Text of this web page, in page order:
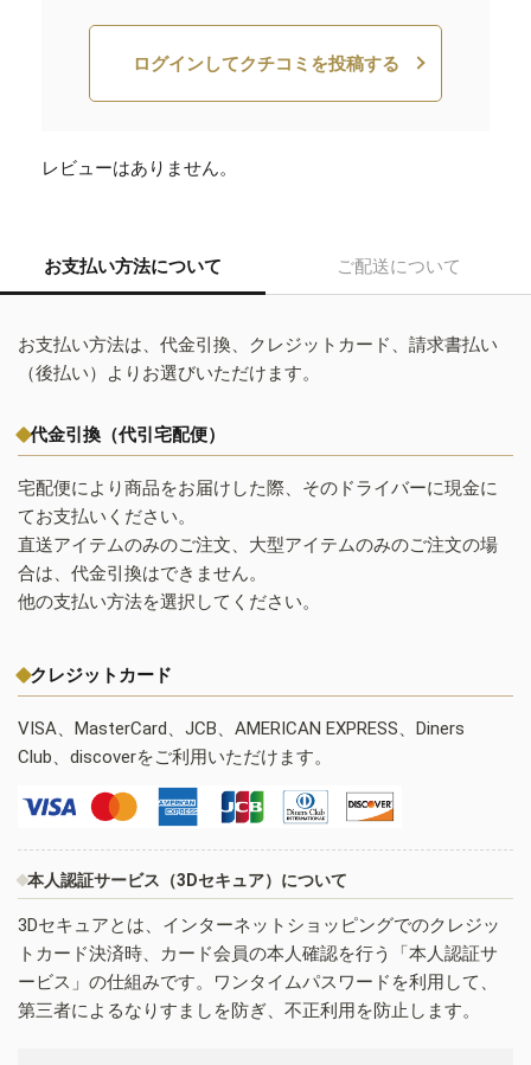
ログインしてクチコミを投稿する
レビューはありません。
お支払い方法について ご配送について
お支払い方法は、代金引換、クレジットカード、請求書払い
（後払い）よりお選びいただけます。
代金引換（代引宅配便）
宅配便により商品をお届けした際、そのドライバーに現金に
てお支払いください。
直送アイテムのみのご注文、大型アイテムのみのご注文の場
合は、代金引換はできません。
他の支払い方法を選択してください。
クレジットカード
VISA、MasterCard、JCB、AMERICAN EXPRESS、Diners
Club、discoverをご利用いただけます。
本人認証サービス（3Dセキュア）について
3Dセキュアとは、インターネットショッピングでのクレジッ
トカード決済時、カード会員の本人確認を行う「本人認証サ
ービス」の仕組みです。ワンタイムパスワードを利用して、
第三者によるなりすましを防ぎ、不正利用を防止します。